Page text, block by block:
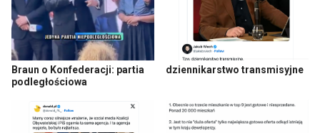
Braun o Konfederacji: partia
podległościowa
dziennikarstwo transmisyjne